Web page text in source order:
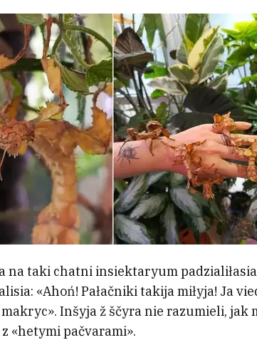
na taki chatni insiektaryum
«Ahoń! Pałačniki takija miłyja! Ja
Inšyja ž ščyra nie razumieli, jak
«hetymi pačvarami».